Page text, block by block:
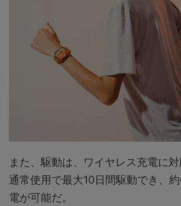
また、駆動は、ワイヤレス充電に対
通常使用で最大10日間駆動でき、
電が可能だ。